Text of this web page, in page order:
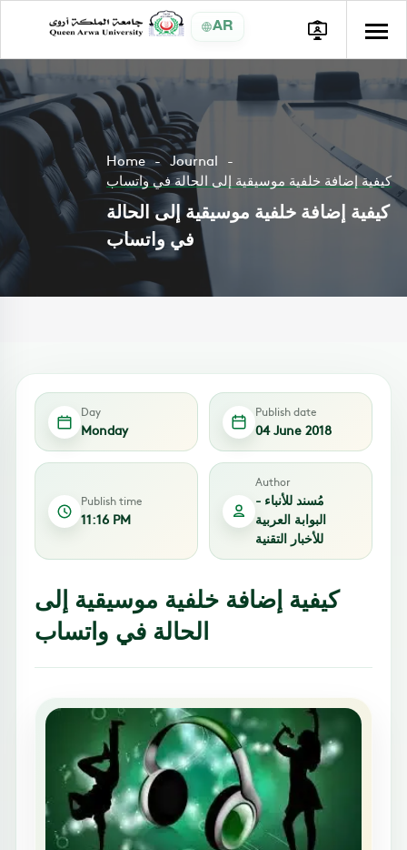
AR
Home
Journal
كيفية إضافة خلفية موسيقية إلى الحالة في واتساب
كيفية إضافة خلفية موسيقية إلى الحالة
في واتساب
Day
Monday
Publish date
04 June 2018
Publish time
11:16 PM
Author
مُسند للأنباء -
البوابة العربية
للأخبار التقنية
كيفية إضافة خلفية موسيقية إلى
الحالة في واتساب